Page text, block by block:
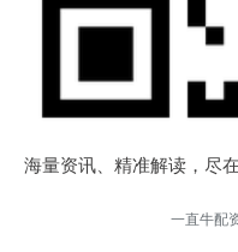
海量资讯、精准解读，尽
一直牛配